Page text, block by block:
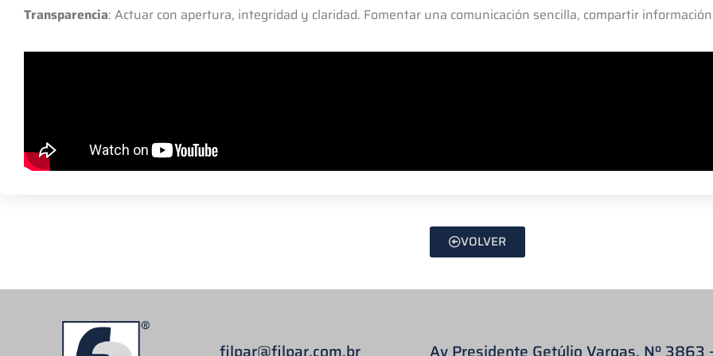
Transparencia: Actuar con apertura, integridad y claridad. Fomentar una comunicación sencilla, compartir
VOLVER
filpar@filpar.com.br Av Presidente Getúlio Vargas, Nº 3863